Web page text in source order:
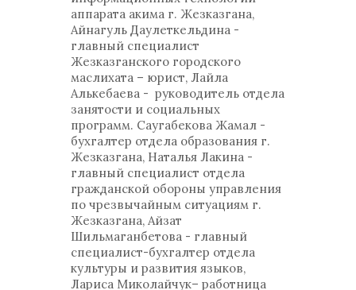
аппарата акима г. Жезказгана,
Айнагуль Даулеткельдина -
главный специалист
Жезказганского городского
маслихата – юрист, Лайла
Алькебаева - руководитель отдела
занятости и социальных
программ. Саугабекова Жамал -
бухгалтер отдела образования г.
Жезказгана, Наталья Лакина -
главный специалист отдела
гражданской обороны управления
по чрезвычайным ситуациям г.
Жезказгана, Айзат
Шильмаганбетова - главный
специалист-бухгалтер отдела
культуры и развития языков,
Лариса Миколайчук– работница